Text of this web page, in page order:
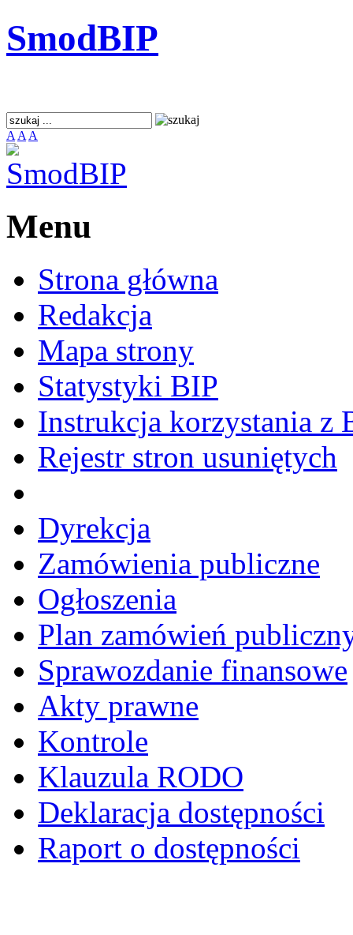
SmodBIP
A A A
Menu
Strona główna
Redakcja
Mapa strony
Statystyki BIP
Instrukcja korzystania z
Rejestr stron usuniętych
Dyrekcja
Zamówienia publiczne
Ogłoszenia
Plan zamówień
Sprawozdanie finansowe
Akty prawne
Kontrole
Klauzula RODO
Deklaracja dostępności
Raport o dostępności